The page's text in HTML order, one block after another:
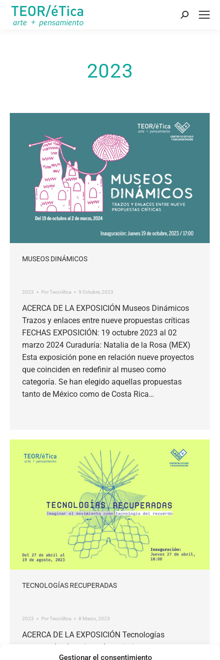
Gestionar el consentimiento
Buscar:
2023
MUSEOS DINÁMICOS
2023 PorTeor/ética 9 Octubre, 2023
ACERCA DE LA EXPOSICIÓN Museos Dinámicos
Trazos y enlaces entre nueve propuestas críticas
FECHAS EXPOSICIÓN: 19 octubre 2023 al 02
marzo 2024 Curaduría: Natalia de la Rosa (MEX)
Esta exposición pone en relación nueve proyectos
que coinciden en redefinir al museo como
categoría. Se han elegido aquellas propuestas
tanto de México como de Costa Rica…
TECNOLOGÍAS RECUPERADAS
2023 PorTeor/ética 8 Marzo, 2023
ACERCA DE LA EXPOSICIÓN Tecnologías
recuperadas Imaginar el movimiento como